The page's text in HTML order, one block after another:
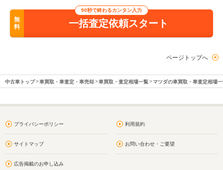
無
料
90秒で終わるカンタン入力
一括査定依頼スタート
ページトップへ
中古車トップ 車買取・車査定・車売却 車買取・査定相場一覧 マツダの車買取・車査定相場
プライバシーポリシー 利用規約
サイトマップ お問い合わせ・ご要望
広告掲載のお申し込み